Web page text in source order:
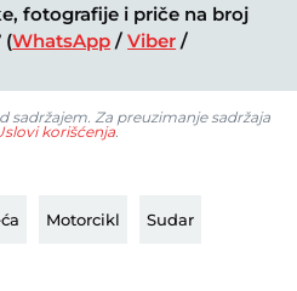
fotografije i priče na broj
(WhatsApp /Viber /
sadržajem. Za preuzimanje sadržaja
korišćenja.
Motorcikl Sudar